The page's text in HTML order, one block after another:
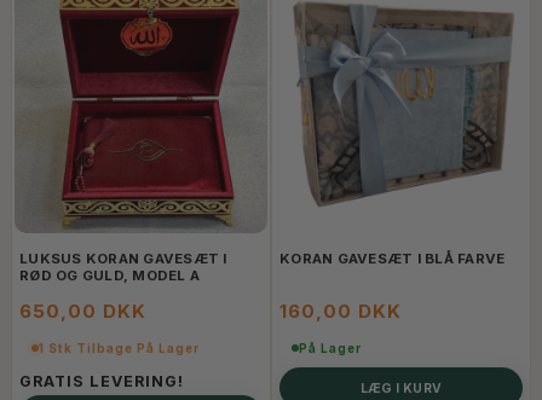
LUKSUS KORAN GAVESÆT I
RØD OG GULD, MODEL A
650,00 DKK
1 Stk Tilbage På Lager
GRATIS LEVERING!
KORAN GAVESÆT I BLÅ FARVE
160,00 DKK
På Lager
LÆG I KURV